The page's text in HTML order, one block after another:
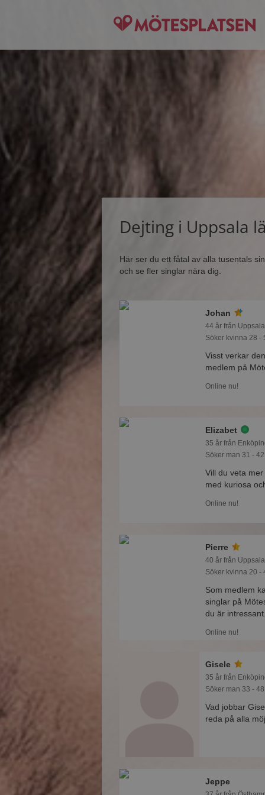
Dejting i Uppsala
Här ser du ett fåtal av alla tusentals
och se fler singlar nära dig.
Johan
44 år från
Söker kvinna 28 -
Visst verkar
medlem på
Online nu!
Elizabet
35 år från
Söker man 31 -
Vill du veta
med kuriosa
Online nu!
Pierre
40 år från
Söker kvinna 20 -
Som medlem
singlar på
du är intressant.
Online nu!
Gisele
35 år från
Söker man 33 -
Vad jobbar
reda på alla
Jeppe